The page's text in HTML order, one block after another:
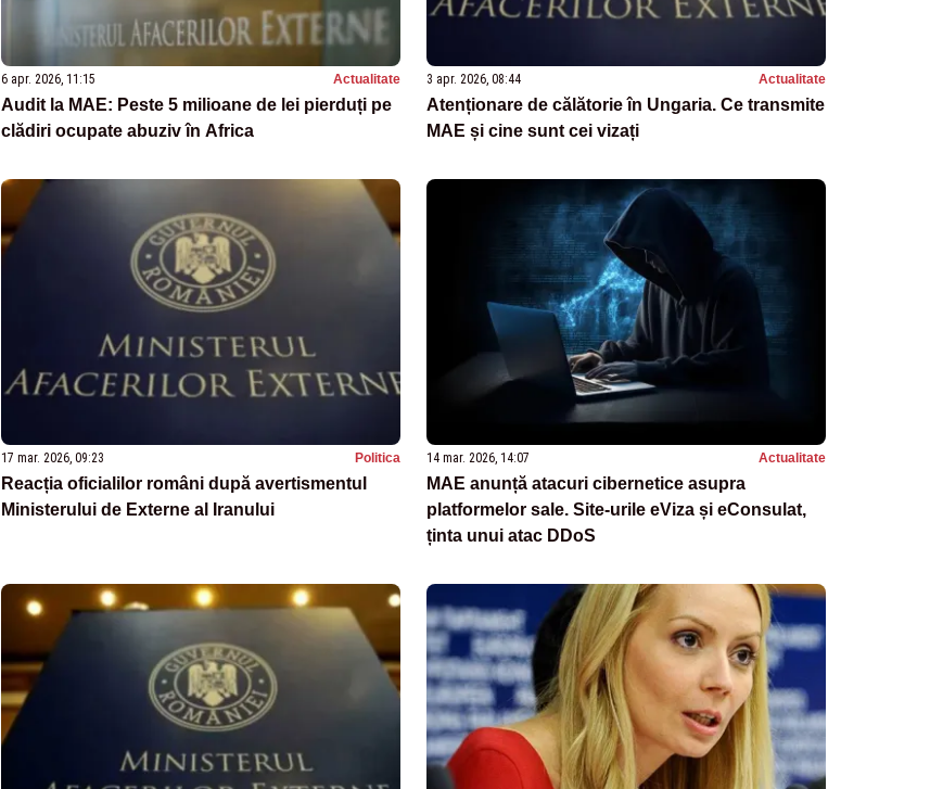
6 apr. 2026, 11:15 Actualitate
Audit la MAE: Peste 5 milioane de lei pierduți pe
clădiri ocupate abuziv în Africa
3 apr. 2026, 08:44 Actualitate
Atenționare de călătorie în Ungaria. Ce transmite
MAE și cine sunt cei vizați
17 mar. 2026, 09:23 Politica
Reacția oficialilor români după avertismentul
Ministerului de Externe al Iranului
14 mar. 2026, 14:07 Actualitate
MAE anunță atacuri cibernetice asupra
platformelor sale. Site-urile eViza și eConsulat,
ținta unui atac DDoS